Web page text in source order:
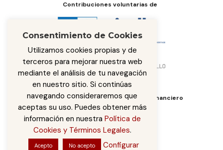
Contribuciones voluntarias de
Órgano de administración del fondo financiero
Consentimiento de Cookies
Utilizamos cookies propias y de
terceros para mejorar nuestra web
mediante el análisis de tu navegación
en nuestro sitio. Si continúas
navegando consideraremos que
aceptas su uso. Puedes obtener más
información en nuestra Política de
Cookies y Términos Legales.
Acepto No acepto Configurar